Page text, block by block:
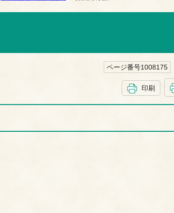
ページ番号1008175
印刷